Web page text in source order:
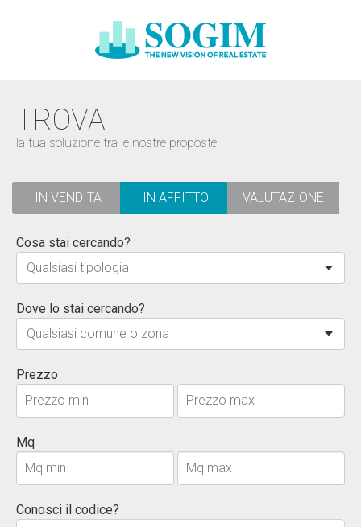
TROVA
la tua soluzione tra le nostre proposte
IN VENDITA IN AFFITTO VALUTAZIONE
Cosa stai cercando?
Qualsiasi tipologia
Dove lo stai cercando?
Qualsiasi comune o zona
Prezzo
Mq
Conosci il codice?